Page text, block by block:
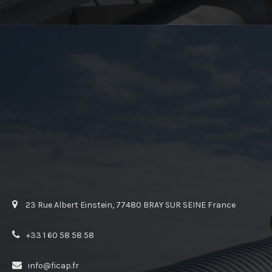
23 Rue Albert Einstein, 77480 BRAY SUR SEINE France
+33 1 60 58 58 58
info@ficap.fr